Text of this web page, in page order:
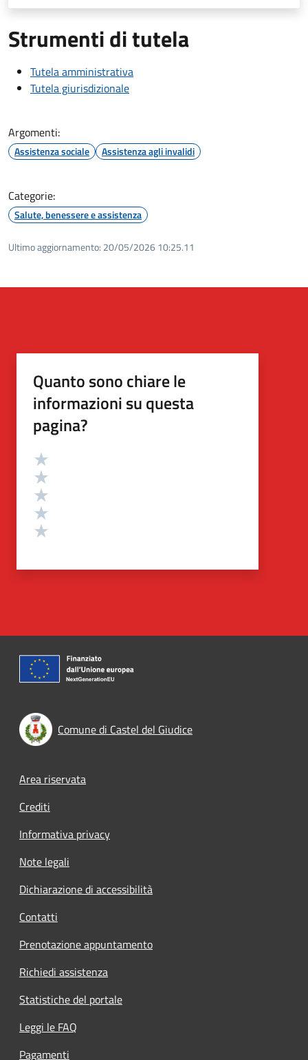
Strumenti di tutela
Tutela amministrativa
Tutela giurisdizionale
Argomenti:
Assistenza sociale Assistenza agli invalidi
Categorie:
Salute, benessere e assistenza
Ultimo aggiornamento: 20/05/2026 10:25.11
Quanto sono chiare le
informazioni su questa
pagina?
Valutazione
Comune di Castel del Giudice
Footer menu
Area riservata
Crediti
Informativa privacy
Note legali
Dichiarazione di accessibilità
Contatti
Prenotazione appuntamento
Richiedi assistenza
Statistiche del portale
Leggi le FAQ
Pagamenti